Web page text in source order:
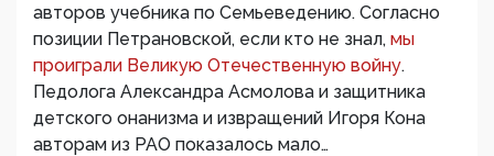
авторов учебника по Семьеведению. Согласно
позиции Петрановской, если кто не знал, мы
проиграли Великую Отечественную войну.
Педолога Александра Асмолова и защитника
детского онанизма и извращений Игоря Кона
авторам из РАО показалось мало…